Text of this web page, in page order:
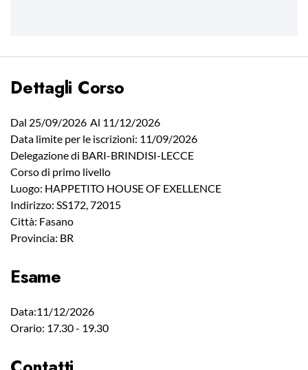
Dettagli Corso
Dal 25/09/2026 Al 11/12/2026
Data limite per le iscrizioni: 11/09/2026
Delegazione di BARI-BRINDISI-LECCE
Corso di primo livello
Luogo: HAPPETITO HOUSE OF EXELLENCE
Indirizzo: SS172, 72015
Città: Fasano
Provincia: BR
Esame
Data:11/12/2026
Orario: 17.30 - 19.30